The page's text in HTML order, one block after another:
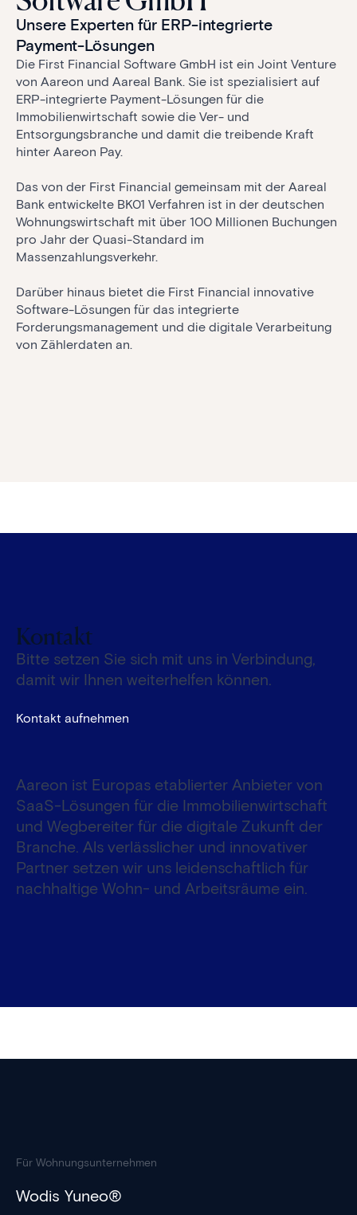
Unsere Experten für ERP-integrierte
Payment-Lösungen
Die First Financial Software GmbH ist ein Joint Venture
von Aareon und Aareal Bank. Sie ist spezialisiert auf
ERP-integrierte Payment-Lösungen für die
Immobilienwirtschaft sowie die Ver- und
Entsorgungsbranche und damit die treibende Kraft
hinter Aareon Pay.
Das von der First Financial gemeinsam mit der Aareal
Bank entwickelte BK01 Verfahren ist in der deutschen
Wohnungswirtschaft mit über 100 Millionen Buchungen
pro Jahr der Quasi-Standard im
Massenzahlungsverkehr.
Darüber hinaus bietet die First Financial innovative
Software-Lösungen für das integrierte
Forderungsmanagement und die digitale Verarbeitung
von Zählerdaten an.
Kontakt
Bitte setzen Sie sich mit uns in Verbindung,
damit wir Ihnen weiterhelfen können.
Kontakt aufnehmen
Aareon ist Europas etablierter Anbieter von
SaaS-Lösungen für die Immobilienwirtschaft
und Wegbereiter für die digitale Zukunft der
Branche. Als verlässlicher und innovativer
Partner setzen wir uns leidenschaftlich für
nachhaltige Wohn- und Arbeitsräume ein.
Für Wohnungsunternehmen
Wodis Yuneo®